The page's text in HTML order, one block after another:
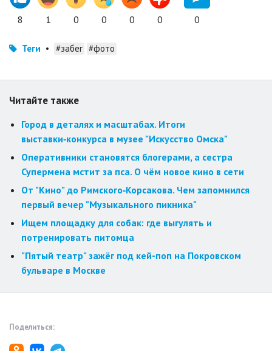
8 1 0 0 0 0 0
Теги • #забег #фото
Читайте также
Город в деталях и масштабах. Итоги
выставки‑конкурса в музее "Искусство Омска"
Оперативники становятся блогерами, а сестра
Супермена мстит за пса. О чём новое кино в сети
От "Кино" до Римского‑Корсакова. Чем запомнился
первый вечер "Музыкального пикника"
Ищем площадку для собак: где выгулять и
потренировать питомца
"Пятый театр" зажёг под кей-поп на Покровском
бульваре в Москве
Поделиться: